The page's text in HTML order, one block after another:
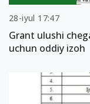
28-iyul 17:47
Grant ulushi
uchun oddiy izoh